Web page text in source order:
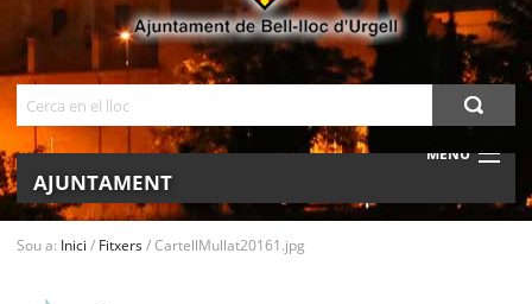
MENU
AJUNTAMENT
Sou a: Inici / Fitxers/CartellMullat20161.jpg